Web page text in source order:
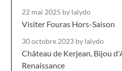
22 mai 2025 by lalydo
Visiter Fouras Hors-Saison
30 octobre 2023 by lalydo
Château de Kerjean, Bijou
Renaissance